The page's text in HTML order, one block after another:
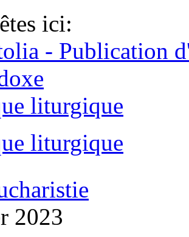
ici:
- Publication
liturgique
liturgique
2023